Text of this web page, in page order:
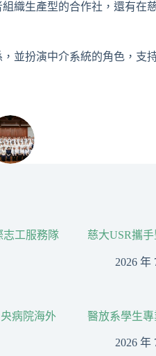
生產型的合作社，還有在
並扮演中介系統的角色，支
志工服務隊
慈大USR攜
2026 年
病院海外
醫放系學生
2026 年